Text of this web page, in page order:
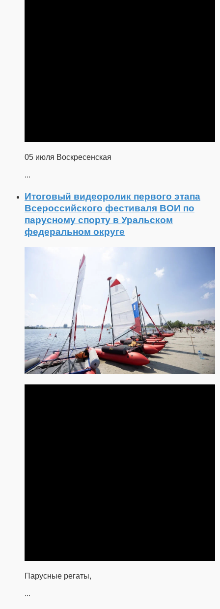
05 июля Воскресенская
...
Итоговый видеоролик первого этапа
Всероссийского фестиваля ВОИ по
парусному спорту в Уральском
федеральном округе
Парусные регаты,
...